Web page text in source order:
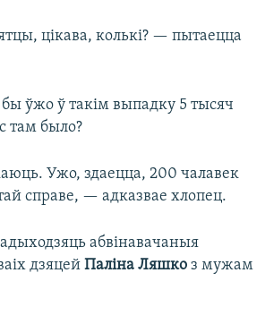
цікава, колькі? — пытаецца
ўжо ў такім выпадку 5 тысяч
там было?
Ужо, здаецца, 200 чалавек
справе, — адказвае хлопец.
абвінавачаныя
дзяцей Паліна Ляшко з мужам